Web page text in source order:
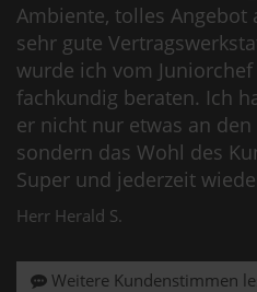
Ambiente, tolles Angebot
sehr gute
wurde ich vom
fachkundig beraten. Ich
er nicht nur etwas an
sondern das Wohl des
Super und jederzeit
Herr Herald S.
Weitere Kundenstimmen